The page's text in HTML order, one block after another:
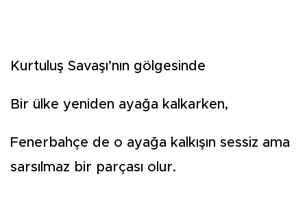
Kurtuluş Savaşı’nın gölgesinde
Bir ülke yeniden ayağa kalkarken,
Fenerbahçe de o ayağa kalkışın sessiz ama
sarsılmaz bir parçası olur.